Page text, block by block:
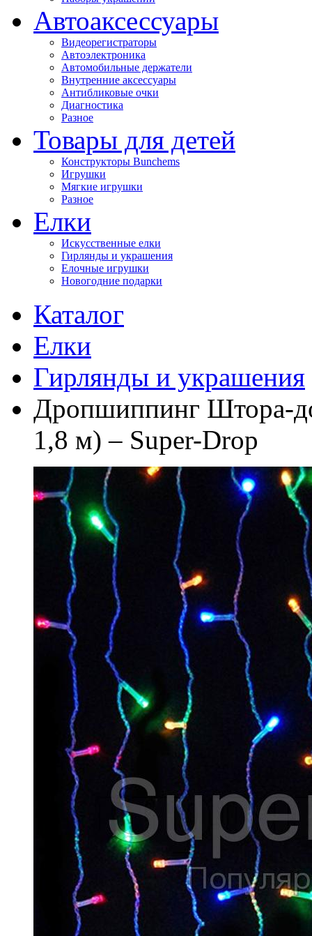
Автоаксессуары
Видеорегистраторы
Автоэлектроника
Автомобильные держатели
Внутренние аксессуары
Антибликовые очки
Диагностика
Разное
Товары для детей
Конструкторы Bunchems
Игрушки
Мягкие игрушки
Разное
Елки
Искусственные елки
Гирлянды и украшения
Елочные игрушки
Новогодние подарки
Каталог
Елки
Гирлянды и украшения
Дропшиппинг Штора-
1,8 м) – Super-Drop